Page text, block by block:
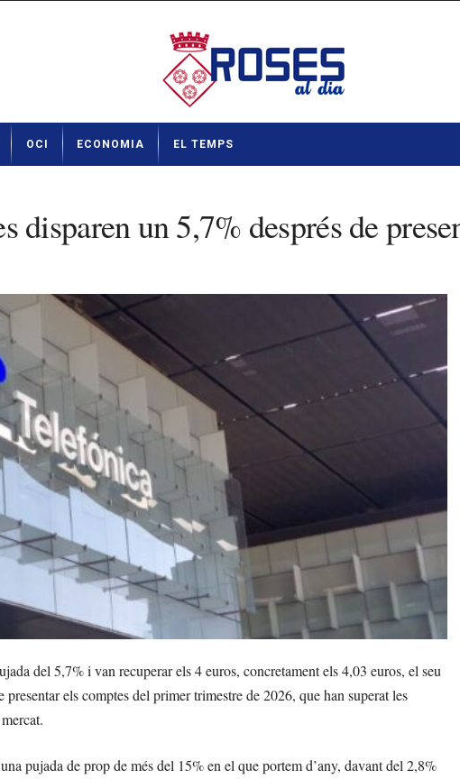
OCI ECONOMIA EL TEMPS
disparen un 5,7% després de
del 5,7% i van recuperar els 4 euros, concretament els 4,03 euros, el seu
els comptes del primer trimestre de 2026, que han superat les
pujada de prop de més del 15% en el que portem d’any, davant del 2,8%